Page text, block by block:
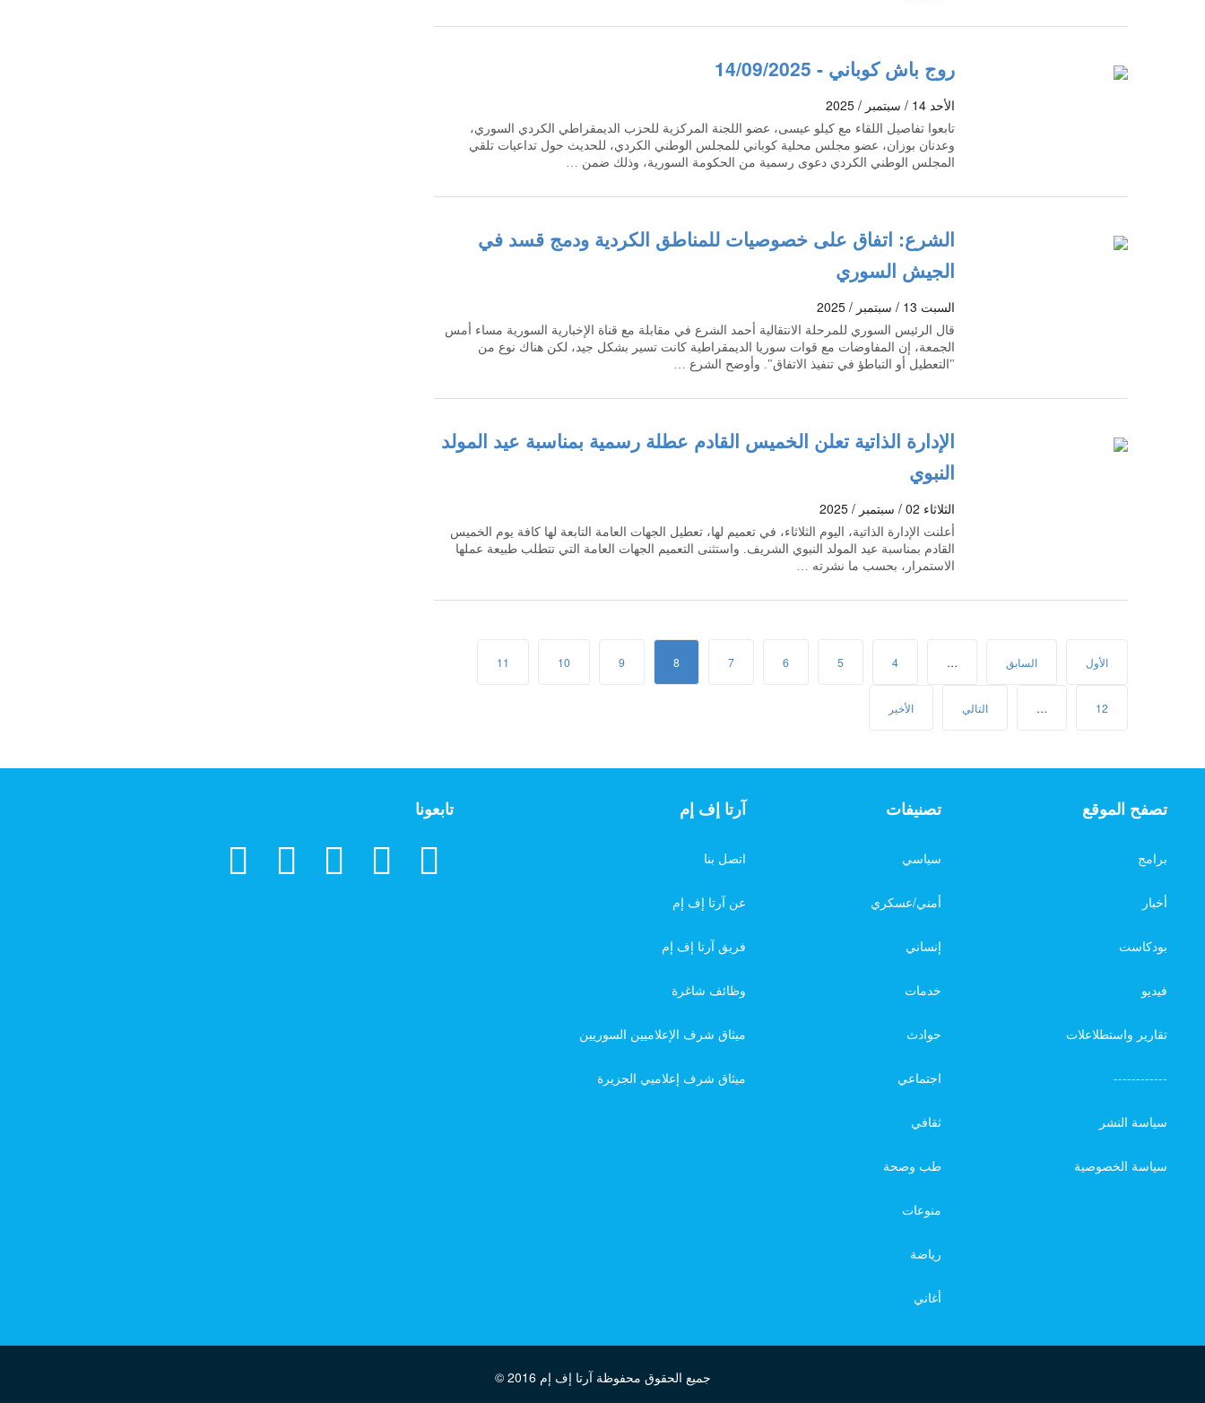
روج باش كوباني - 14/09/2025
الأحد 14 / سبتمبر / 2025
تابعوا تفاصيل اللقاء مع كيلو عيسى، عضو اللجنة المركزية للحزب الديمقراطي الكردي السوري،
وعدنان بوزان، عضو مجلس محلية كوباني للمجلس الوطني الكردي، للحديث حول تداعيات تلقي
المجلس الوطني الكردي دعوى رسمية من الحكومة السورية، وذلك ضمن …
الشرع: اتفاق على خصوصيات للمناطق الكردية ودمج قسد في
الجيش السوري
السبت 13 / سبتمبر / 2025
قال الرئيس السوري للمرحلة الانتقالية أحمد الشرع في مقابلة مع قناة الإخبارية السورية مساء أمس
الجمعة، إن المفاوضات مع قوات سوريا الديمقراطية كانت تسير بشكل جيد، لكن هناك نوع من
"التعطيل أو التباطؤ في تنفيذ الاتفاق". وأوضح الشرع …
الإدارة الذاتية تعلن الخميس القادم عطلة رسمية بمناسبة عيد المولد
النبوي
الثلاثاء 02 / سبتمبر / 2025
أعلنت الإدارة الذاتية، اليوم الثلاثاء، في تعميم لها، تعطيل الجهات العامة التابعة لها كافة يوم الخميس
القادم بمناسبة عيد المولد النبوي الشريف. واستثنى التعميم الجهات العامة التي تتطلب طبيعة عملها
الاستمرار، بحسب ما نشرته …
الأول السابق …
4
5
6
7
8
9
10
11
12
… التالي الأخير
تصفح الموقع
برامج
أخبار
بودكاست
فيديو
تقارير واستطلاعلات
------------
سياسة النشر
سياسة الخصوصية
تصنيفات
سياسي
أمني/عسكري
إنساني
خدمات
حوادث
اجتماعي
ثقافي
طب وصحة
منوعات
رياضة
أغاني
آرتا إف إم
اتصل بنا
عن آرتا إف إم
فريق آرتا إف إم
وظائف شاغرة
ميثاق شرف الإعلاميين السوريين
ميثاق شرف إعلاميي الجزيرة
تابعونا
© 2016 جميع الحقوق محفوظة آرتا إف إم